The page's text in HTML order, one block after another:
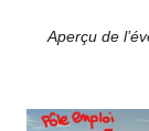
Aperçu de